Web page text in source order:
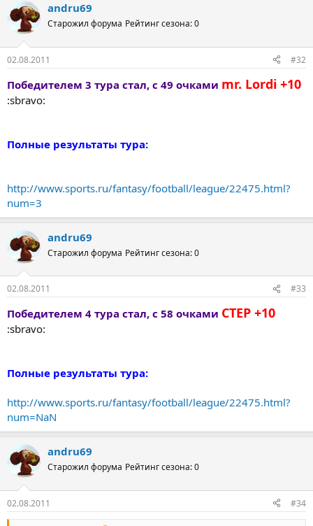
andru69
Старожил форума Рейтинг сезона: 0
02.08.2011 #32
Победителем 3 тура стал, с 49 очками mr. Lordi +10
:sbravo:
Полные результаты тура:
http://www.sports.ru/fantasy/football/league/22475.html?
num=3
andru69
Старожил форума Рейтинг сезона: 0
02.08.2011 #33
Победителем 4 тура стал, с 58 очками CTEP +10
:sbravo:
Полные результаты тура:
http://www.sports.ru/fantasy/football/league/22475.html?
num=NaN
andru69
Старожил форума Рейтинг сезона: 0
02.08.2011 #34